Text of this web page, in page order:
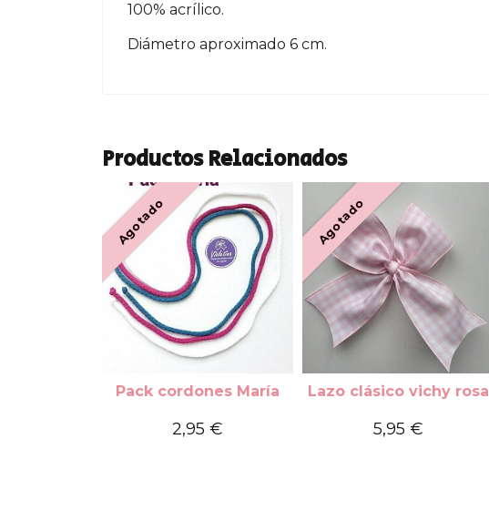
100% acrílico.
Diámetro aproximado 6 cm.
Productos Relacionados
Agotado
Pack cordones María
2,95 €
Agotado
Lazo clásico vichy rosa
5,95 €